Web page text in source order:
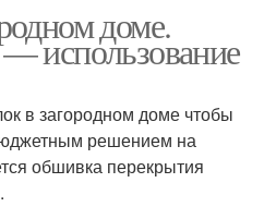
доме.
использование
в загородном доме чтобы
решением на
обшивка перекрытия